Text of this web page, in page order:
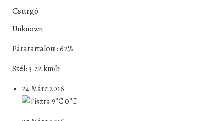
Csurgó
Unknown
Páratartalom: 62%
Szél: 3.22 km/h
24 Márc 2016
9°C0°C